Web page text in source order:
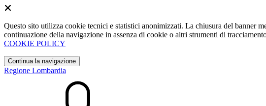
Questo sito utilizza cookie tecnici e statistici anonimizzati. La chiusura del banner
continuazione della navigazione in assenza di cookie o altri strumenti di
COOKIE POLICY
Continua la navigazione
Regione Lombardia